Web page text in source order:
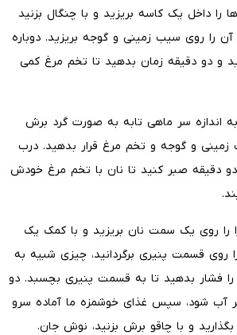
را داخل یک کاسه بریزید و با چنگال بزنید
را روی سیب زمینی و گوجه بریزید. دوباره
و دو دقیقه زمان بدهید تا تخم مرغ کمی
به اندازه سر ماهی تابه به صورت گرد برش
زمینی و گوجه و تخم مرغ قرار بدهید. درب
دو دقیقه صبر کنید تا نان با تخم مرغ خودش
را روی یک سمت نان بریزید و با کمک یک
روی قسمت پنیری برگردانید، چیزی شبیه به
را فشار بدهید تا به قسمت پنیری بچسبد. دو
آب شود، سپس غذای خوشمزه ما آماده سرو
و با چاقو برش بزنید، نوش جان.